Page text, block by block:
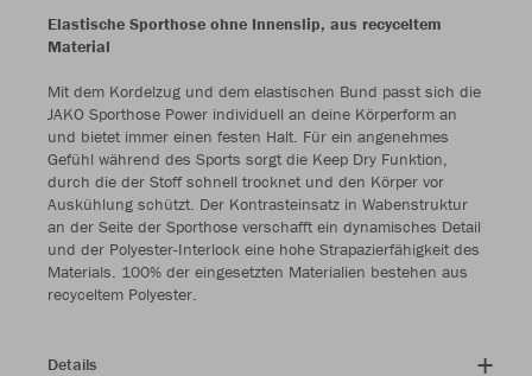
Elastische Sporthose ohne Innenslip, aus recyceltem
Material
Mit dem Kordelzug und dem elastischen Bund passt sich die
JAKO Sporthose Power individuell an deine Körperform an
und bietet immer einen festen Halt. Für ein angenehmes
Gefühl während des Sports sorgt die Keep Dry Funktion,
durch die der Stoff schnell trocknet und den Körper vor
Auskühlung schützt. Der Kontrasteinsatz in Wabenstruktur
an der Seite der Sporthose verschafft ein dynamisches Detail
und der Polyester-Interlock eine hohe Strapazierfähigkeit des
Materials. 100% der eingesetzten Materialien bestehen aus
recyceltem Polyester.
Details